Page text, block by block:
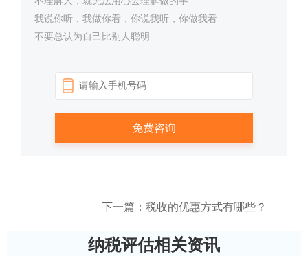
我说你听，我做你看，你说我听，你做我看
不要总认为自己比别人聪明
下一篇：税收的优惠方式有哪些？
纳税评估相关资讯